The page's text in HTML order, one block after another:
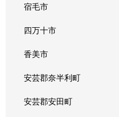
宿毛市
四万十市
香美市
安芸郡奈半利町
安芸郡安田町